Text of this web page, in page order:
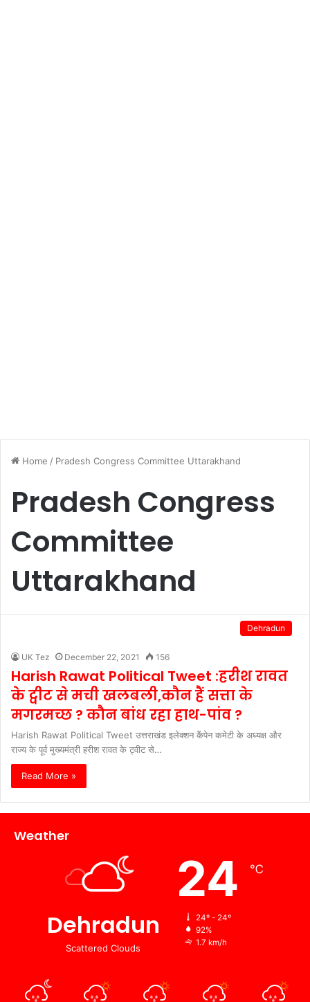
Home / Pradesh Congress Committee Uttarakhand
Pradesh Congress
Committee
Uttarakhand
Dehradun
UK Tez December 22, 2021 156
Harish Rawat Political Tweet :हरीश रावत
के ट्वीट से मची खलबली,कौन हैं सत्ता के
मगरमच्छ ? कौन बांध रहा हाथ-पांव ?
Harish Rawat Political Tweet उत्तराखंड इलेक्शन कैंपेन कमेटी के अध्यक्ष और
राज्य के पूर्व मुख्यमंत्री हरीश रावत के ट्वीट से…
Read More »
Weather
Dehradun
Scattered Clouds
24 ℃
24º - 24º
92%
1.7 km/h